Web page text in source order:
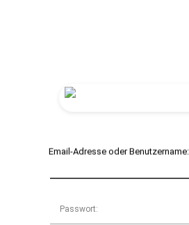
Email-Adresse oder Benutzername:
Passwort: